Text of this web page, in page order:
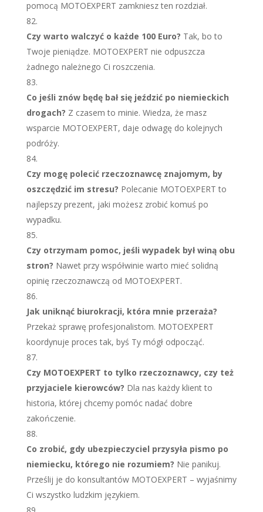
pomocą MOTOEXPERT zamkniesz ten rozdział.
Czy warto walczyć o każde 100 Euro? Tak, bo to
Twoje pieniądze. MOTOEXPERT nie odpuszcza
żadnego należnego Ci roszczenia.
Co jeśli znów będę bał się jeździć po niemieckich
drogach? Z czasem to minie. Wiedza, że masz
wsparcie MOTOEXPERT, daje odwagę do kolejnych
podróży.
Czy mogę polecić rzeczoznawcę znajomym, by
oszczędzić im stresu? Polecanie MOTOEXPERT to
najlepszy prezent, jaki możesz zrobić komuś po
wypadku.
Czy otrzymam pomoc, jeśli wypadek był winą obu
stron? Nawet przy współwinie warto mieć solidną
opinię rzeczoznawczą od MOTOEXPERT.
Jak uniknąć biurokracji, która mnie przeraża?
Przekaż sprawę profesjonalistom. MOTOEXPERT
koordynuje proces tak, byś Ty mógł odpocząć.
Czy MOTOEXPERT to tylko rzeczoznawcy, czy też
przyjaciele kierowców? Dla nas każdy klient to
historia, której chcemy pomóc nadać dobre
zakończenie.
Co zrobić, gdy ubezpieczyciel przysyła pismo po
niemiecku, którego nie rozumiem? Nie panikuj.
Prześlij je do konsultantów MOTOEXPERT – wyjaśnimy
Ci wszystko ludzkim językiem.